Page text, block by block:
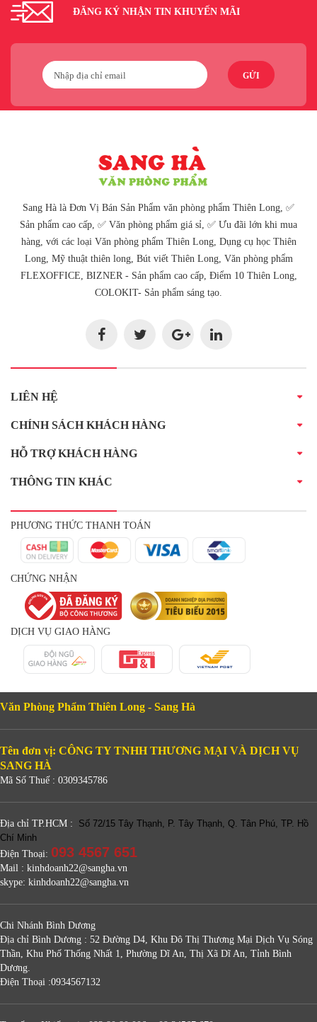
ĐĂNG KÝ NHẬN TIN KHUYẾN MÃI
GỬI
Sang Hà là Đơn Vị Bán Sản Phẩm văn phòng phẩm Thiên Long, ✅
Sản phẩm cao cấp, ✅ Văn phòng phẩm giá sỉ, ✅ Ưu đãi lớn khi mua
hàng, với các loại Văn phòng phẩm Thiên Long, Dụng cụ học Thiên
Long, Mỹ thuật thiên long, Bút viết Thiên Long, Văn phòng phẩm
FLEXOFFICE, BIZNER - Sản phẩm cao cấp, Điểm 10 Thiên Long,
COLOKIT- Sản phẩm sáng tạo.
LIÊN HỆ
CHÍNH SÁCH KHÁCH HÀNG
HỖ TRỢ KHÁCH HÀNG
THÔNG TIN KHÁC
PHƯƠNG THỨC THANH TOÁN
CHỨNG NHẬN
DỊCH VỤ GIAO HÀNG
Văn Phòng Phẩm Thiên Long - Sang Hà
Tên đơn vị: CÔNG TY TNHH THƯƠNG MẠI VÀ DỊCH VỤ
SANG HÀ
Mã Số Thuế : 0309345786
Địa chỉ TP.HCM :
Số 72/15 Tây Thạnh, P. Tây Thạnh, Q. Tân Phú, TP. Hồ
Chí Minh
Điện Thoại: 093 4567 651
Mail : kinhdoanh22@sangha.vn
skype: kinhdoanh22@sangha.vn
Chi Nhánh Bình Dương
Địa chỉ Bình Dương : 52 Đường D4, Khu Đô Thị Thương Mại Dịch Vụ Sóng
Thần, Khu Phố Thống Nhất 1, Phường Dĩ An, Thị Xã Dĩ An, Tỉnh Bình
Dương.
Điện Thoại :0934567132